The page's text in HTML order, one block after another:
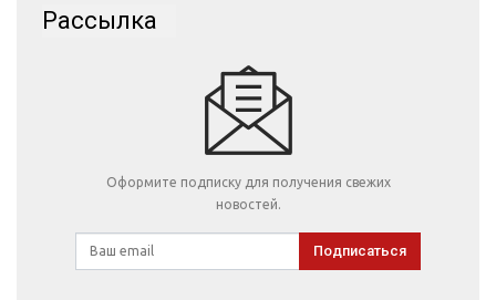
Рассылка
Оформите подписку для получения свежих
новостей.
Подписаться